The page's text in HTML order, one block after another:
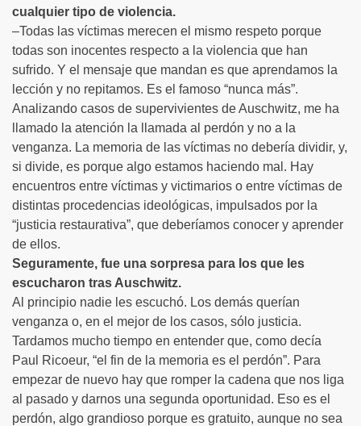
cualquier tipo de violencia.
–Todas las víctimas merecen el mismo respeto porque
todas son inocentes respecto a la violencia que han
sufrido. Y el mensaje que mandan es que aprendamos la
lección y no repitamos. Es el famoso “nunca más”.
Analizando casos de supervivientes de Auschwitz, me ha
llamado la atención la llamada al perdón y no a la
venganza. La memoria de las víctimas no debería dividir, y,
si divide, es porque algo estamos haciendo mal. Hay
encuentros entre víctimas y victimarios o entre víctimas de
distintas procedencias ideológicas, impulsados por la
“justicia restaurativa”, que deberíamos conocer y aprender
de ellos.
Seguramente, fue una sorpresa para los que les
escucharon tras Auschwitz.
Al principio nadie les escuchó. Los demás querían
venganza o, en el mejor de los casos, sólo justicia.
Tardamos mucho tiempo en entender que, como decía
Paul Ricoeur, “el fin de la memoria es el perdón”. Para
empezar de nuevo hay que romper la cadena que nos liga
al pasado y darnos una segunda oportunidad. Eso es el
perdón, algo grandioso porque es gratuito, aunque no sea